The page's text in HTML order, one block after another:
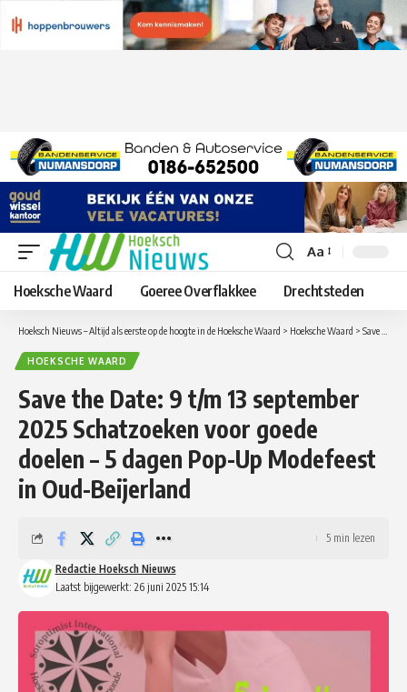
Lettergrootte
aanpassen
Aa
Hoeksche Waard Goeree Overflakkee Drechtsteden
Hoeksch Nieuws – Altijd als eerste op de hoogte in de Hoeksche Waard > Hoeksche Waard > Save the Date: 9 t/m 13 september 2025 Schatzoeken voor goede doelen – 5 dagen Pop-Up Modefeest in Oud-Beijerland
HOEKSCHE WAARD
Save the Date: 9 t/m 13 september
2025 Schatzoeken voor goede
doelen – 5 dagen Pop-Up Modefeest
in Oud-Beijerland
Laatst bijgewerkt: 26 juni 2025 15:14
Redactie Hoeksch Nieuws
5 min lezen